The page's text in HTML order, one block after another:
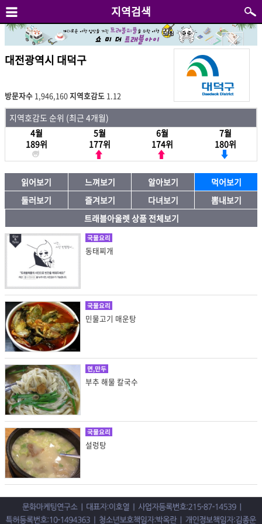
지역검색
대전광역시 대덕구
방문자수 1,946,160지역호감도 1.12
지역호감도 순위 (최근 4개월)
4월
189위
5월
177위
6월
174위
7월
180위
읽어보기 느껴보기 알아보기
먹어보기
둘러보기
즐겨보기 다녀보기
뽐내보기
트래블아울렛 상품 전체보기
국물요리
동태찌개
국물요리
민물고기 매운탕
면,만두
부추 해물 칼국수
국물요리
설렁탕